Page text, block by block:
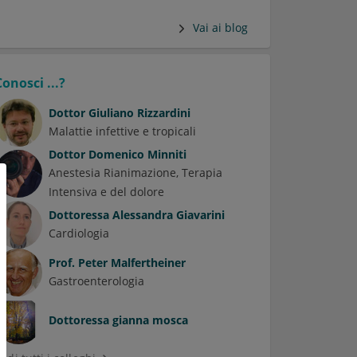
Vai ai blog
...?
Dottor Giuliano Rizzardini
Malattie infettive e tropicali
Dottor Domenico Minniti
Anestesia Rianimazione, Terapia
Intensiva e del dolore
Dottoressa Alessandra Giavarini
Cardiologia
Prof. Peter Malfertheiner
Gastroenterologia
Dottoressa gianna mosca